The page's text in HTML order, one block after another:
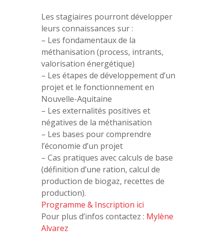
Les stagiaires pourront développer
leurs connaissances sur :
– Les fondamentaux de la
méthanisation (process, intrants,
valorisation énergétique)
– Les étapes de développement d’un
projet et le fonctionnement en
Nouvelle-Aquitaine
– Les externalités positives et
négatives de la méthanisation
– Les bases pour comprendre
l’économie d’un projet
– Cas pratiques avec calculs de base
(définition d’une ration, calcul de
production de biogaz, recettes de
production).
Programme & Inscription ici
Pour plus d’infos contactez : Mylène
Alvarez